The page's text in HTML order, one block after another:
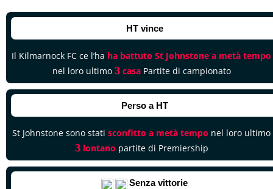
HT vince
Il Kilmarnock FC ce l’ha ha battuto St Johnstone a metà tempo
nel loro ultimo 3 casaPartite di campionato
Perso a HT
St Johnstone sono stati sconfitto a metà tempo nel loro ultimo
3 lontano partite di Premiership
Senza vittorie